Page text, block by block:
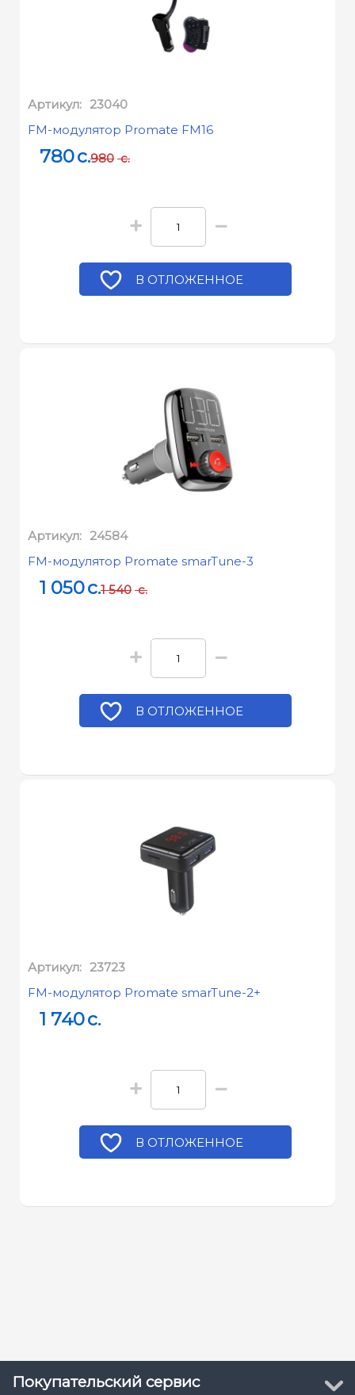
Артикул: 23040
FM-модулятор Promate FM16
780c.980 c.
+ −
В ОТЛОЖЕННОЕ
Артикул: 24584
FM-модулятор Promate smarTune-3
1 050c.1 540 c.
+ −
В ОТЛОЖЕННОЕ
Артикул: 23723
FM-модулятор Promate smarTune-2+
1 740c.
+ −
В ОТЛОЖЕННОЕ
Покупательский сервис